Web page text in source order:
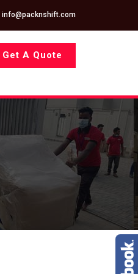
info@packnshift.com
Get A Quote